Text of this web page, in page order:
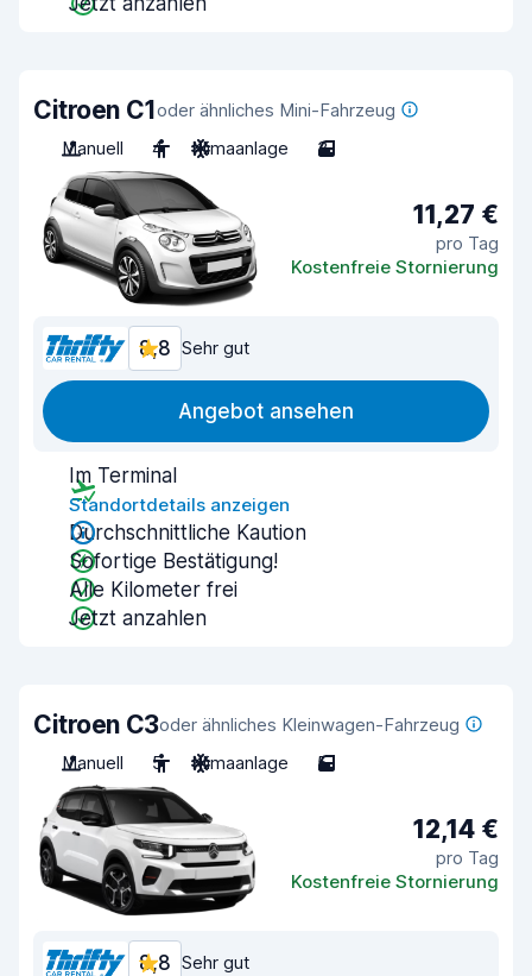
Citroen C1oder ähnliches Mini-Fahrzeug
Manuell
4 Klimaanlage 3
11,27 €
pro Tag
Kostenfreie Stornierung
8,8 Sehr gut
Angebot ansehen
Im Terminal
Standortdetails anzeigen
Durchschnittliche Kaution
Sofortige Bestätigung!
Alle Kilometer frei
Jetzt anzahlen
Citroen C3oder ähnliches Kleinwagen-Fahrzeug
Manuell
5 Klimaanlage 5
12,14 €
pro Tag
Kostenfreie Stornierung
8,8 Sehr gut